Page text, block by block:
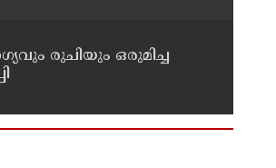
രുചിയും ഒരുമിച്ച